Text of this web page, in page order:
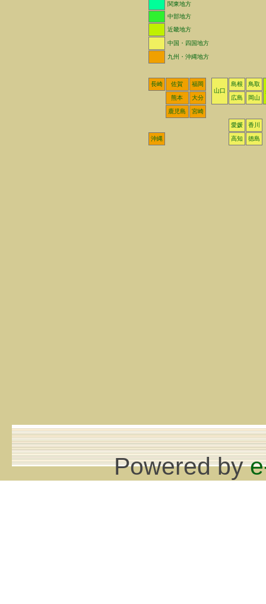
関東地方
中部地方
近畿地方
中国・四国地方
九州・沖縄地方
長崎 佐賀
福岡
山口
島根
鳥取
熊本
大分 広島 岡山
鹿児島 宮崎
愛媛 香川
沖縄 高知 徳島
Powered by